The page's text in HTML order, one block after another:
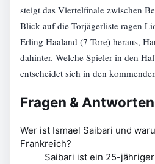
steigt das Viertelfinale zwischen
Blick auf die Torjägerliste ragen
Erling Haaland (7 Tore) heraus,
dahinter. Welche Spieler in den
entscheidet sich in den
Fragen & Antworten
Wer ist Ismael Saibari und
Frankreich?
Saibari ist ein 25-